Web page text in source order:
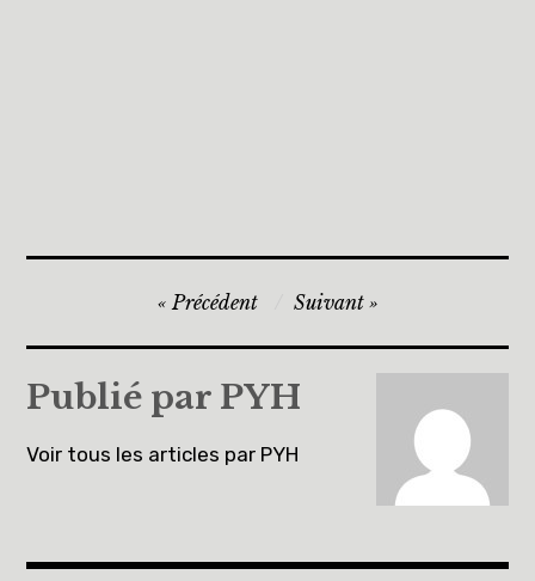
Navigation
de
l’article
Précédent Suivant
Publié par PYH
Voir tous les articles par PYH